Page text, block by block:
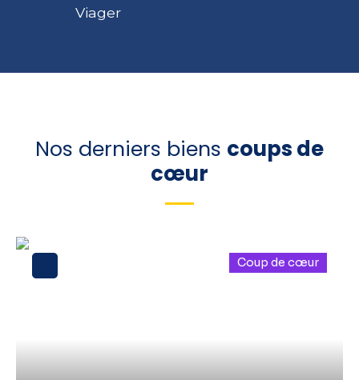
Viager
Nos derniers biens coups de
cœur
Coup de cœur